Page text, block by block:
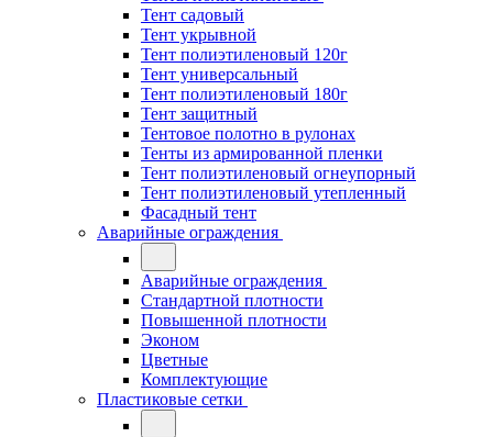
Тент садовый
Тент укрывной
Тент полиэтиленовый 120г
Тент универсальный
Тент полиэтиленовый 180г
Тент защитный
Тентовое полотно в рулонах
Тенты из армированной пленки
Тент полиэтиленовый огнеупорный
Тент полиэтиленовый утепленный
Фасадный тент
Аварийные ограждения
Аварийные ограждения
Стандартной плотности
Повышенной плотности
Эконом
Цветные
Комплектующие
Пластиковые сетки